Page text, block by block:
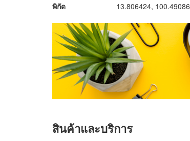
พิกัด 13.806424, 100.49086
สินค้าและบริการ